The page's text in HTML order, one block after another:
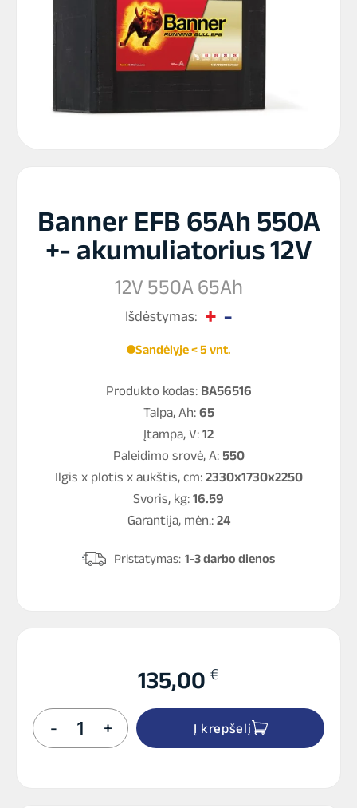
Banner EFB 65Ah 550A
+- akumuliatorius 12V
12V 550A 65Ah
Išdėstymas:
Sandėlyje < 5 vnt.
Produkto kodas: BA56516
Talpa, Ah: 65
Įtampa, V: 12
Paleidimo srovė, A: 550
Ilgis x plotis x aukštis, cm: 2330x1730x2250
Svoris, kg: 16.59
Garantija, mėn.: 24
Pristatymas: 1-3 darbo dienos
135,00 €
-
produkto
kiekis:
Banner
+ Į krepšelį